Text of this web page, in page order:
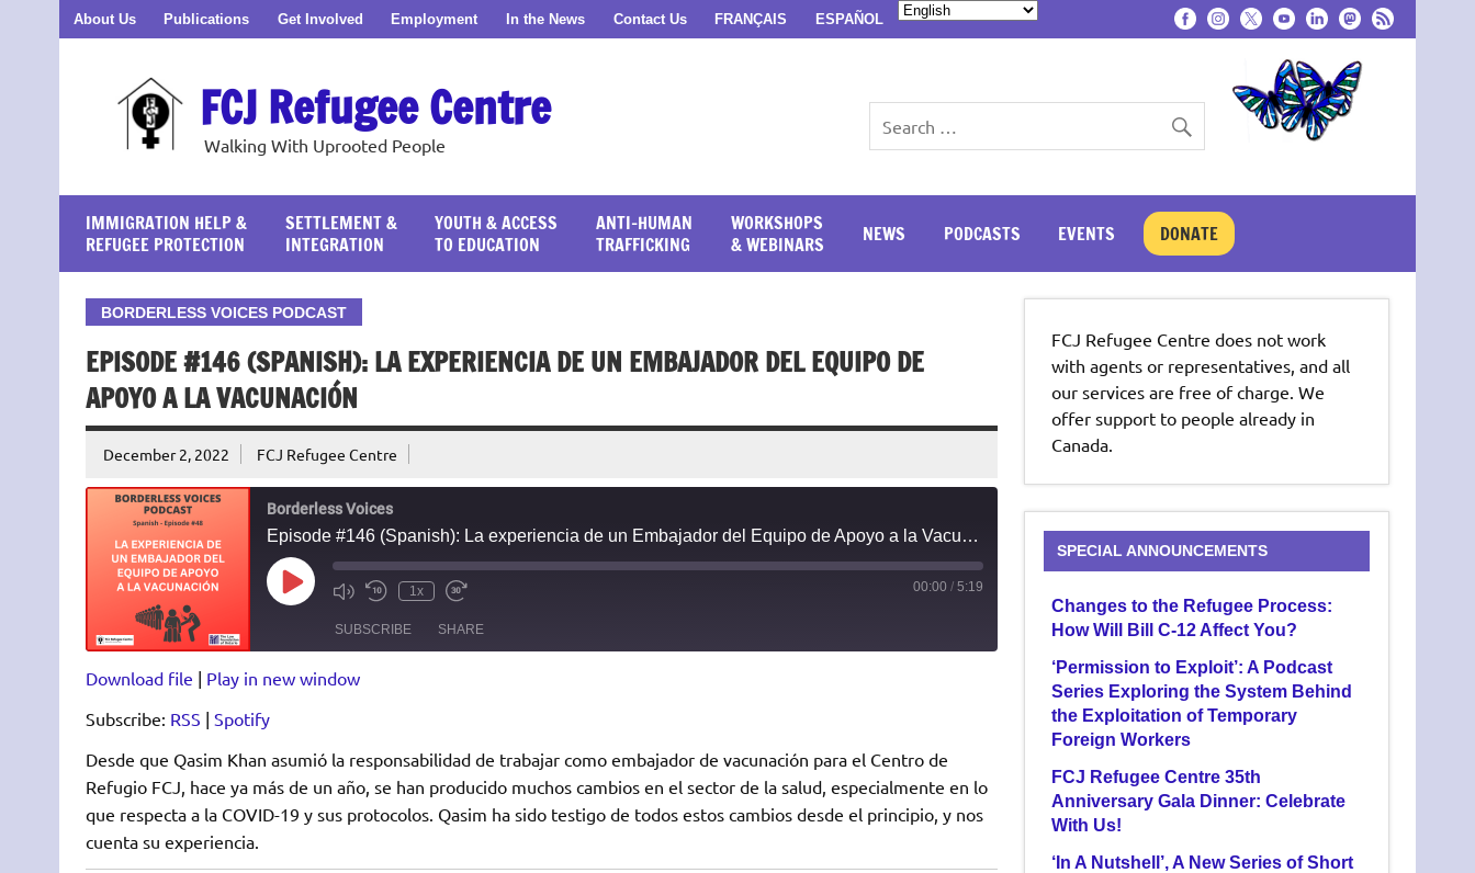
About Us Publications Get Involved Employment In the News Contact Us FRANÇAIS ESPAÑOL
FCJ Refugee Centre
Walking With Uprooted People
IMMIGRATION HELP &
REFUGEE PROTECTION
SETTLEMENT &
INTEGRATION
YOUTH & ACCESS
TO EDUCATION
ANTI-HUMAN
TRAFFICKING
WORKSHOPS
& WEBINARS
NEWS PODCASTS EVENTS DONATE
BORDERLESS VOICES PODCAST
EPISODE #146 (SPANISH): LA EXPERIENCIA DE UN EMBAJADOR DEL EQUIPO DE
APOYO A LA VACUNACIÓN
December 2, 2022 FCJ Refugee Centre
Borderless Voices
Episode #146 (Spanish): La experiencia de un Embajador del Equipo de Apoyo a la Vacunación
Play
Episode
1x 00:00 / 5:19
SUBSCRIBE SHARE
EMBED
Download file | Play in new window
Subscribe: RSS | Spotify
Desde que Qasim Khan asumió la responsabilidad de trabajar como embajador de vacunación para el Centro de
Refugio FCJ, hace ya más de un año, se han producido muchos cambios en el sector de la salud, especialmente en lo
que respecta a la COVID-19 y sus protocolos. Qasim ha sido testigo de todos estos cambios desde el principio, y nos
cuenta su experiencia.
FCJ Refugee Centre does not work
with agents or representatives, and all
our services are free of charge. We
offer support to people already in
Canada.
SPECIAL ANNOUNCEMENTS
Changes to the Refugee Process:
How Will Bill C-12 Affect You?
‘Permission to Exploit’: A Podcast
Series Exploring the System Behind
the Exploitation of Temporary
Foreign Workers
FCJ Refugee Centre 35th
Anniversary Gala Dinner: Celebrate
With Us!
‘In A Nutshell’, A New Series of Short